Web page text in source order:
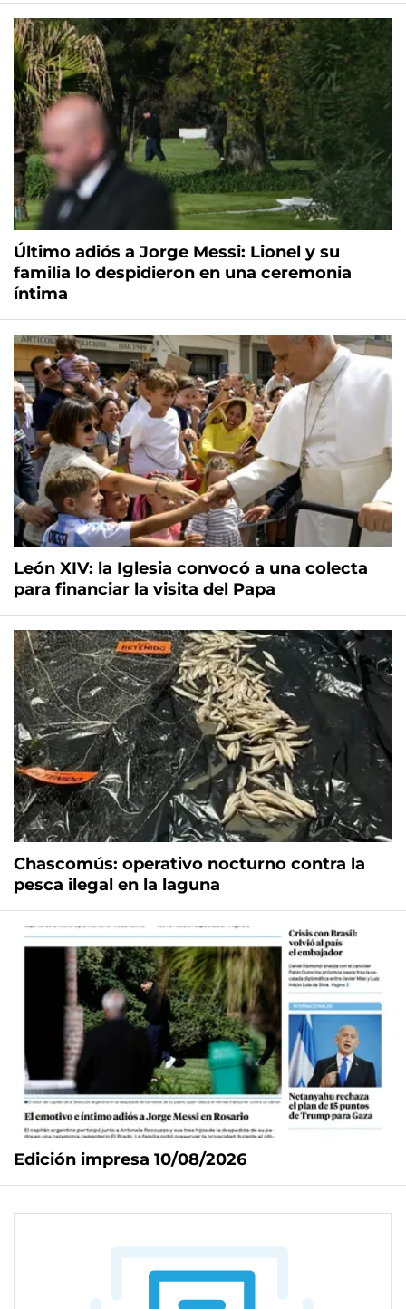
Último adiós a Jorge Messi: Lionel y su
familia lo despidieron en una ceremonia
íntima
León XIV: la Iglesia convocó a una colecta
para financiar la visita del Papa
Chascomús: operativo nocturno contra la
pesca ilegal en la laguna
Edición impresa 10/08/2026